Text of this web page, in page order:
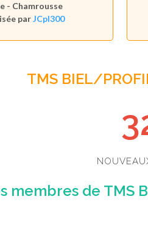
- Chamrousse
parJCpl300
TMS BIEL/
membres de TMS